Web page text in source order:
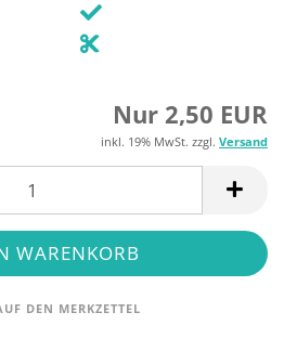
Nur 2,50 EUR
inkl. 19% MwSt. zzgl. Versand
DEN MERKZETTEL